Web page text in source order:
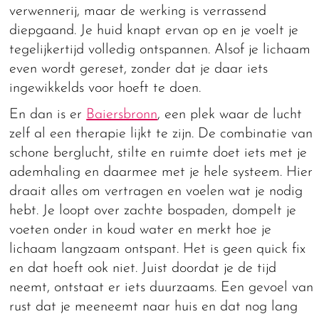
verwennerij, maar de werking is verrassend
diepgaand. Je huid knapt ervan op en je voelt je
tegelijkertijd volledig ontspannen. Alsof je lichaam
even wordt gereset, zonder dat je daar iets
ingewikkelds voor hoeft te doen.
En dan is er Baiersbronn, een plek waar de lucht
zelf al een therapie lijkt te zijn. De combinatie van
schone berglucht, stilte en ruimte doet iets met je
ademhaling en daarmee met je hele systeem. Hier
draait alles om vertragen en voelen wat je nodig
hebt. Je loopt over zachte bospaden, dompelt je
voeten onder in koud water en merkt hoe je
lichaam langzaam ontspant. Het is geen quick fix
en dat hoeft ook niet. Juist doordat je de tijd
neemt, ontstaat er iets duurzaams. Een gevoel van
rust dat je meeneemt naar huis en dat nog lang